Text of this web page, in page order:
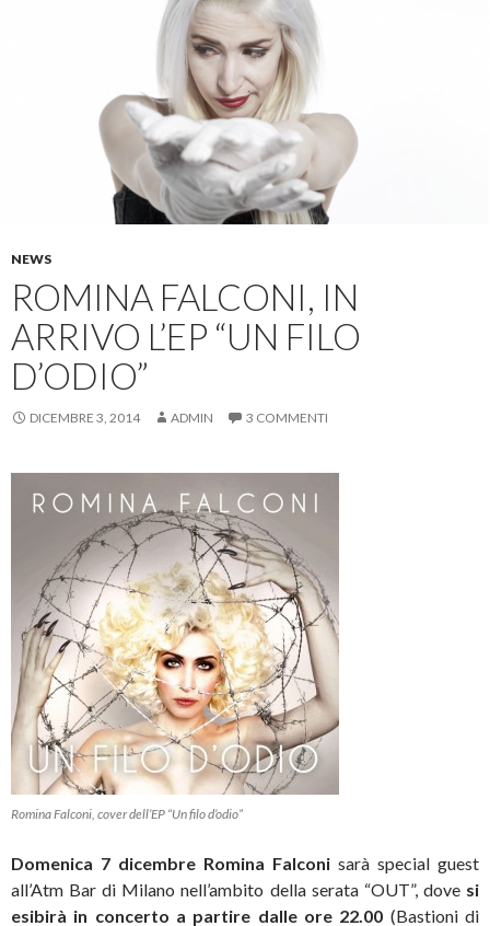
NEWS
ROMINA FALCONI, IN
ARRIVO L’EP “UN FILO
D’ODIO”
DICEMBRE 3, 2014 ADMIN 3 COMMENTI
Romina Falconi, cover dell’EP “Un filo d’odio”
Domenica 7 dicembre Romina Falconi sarà special guest
all’Atm Bar di Milano nell’ambito della serata “OUT”, dovesi
esibirà in concerto a partire dalle ore 22.00 (Bastioni di